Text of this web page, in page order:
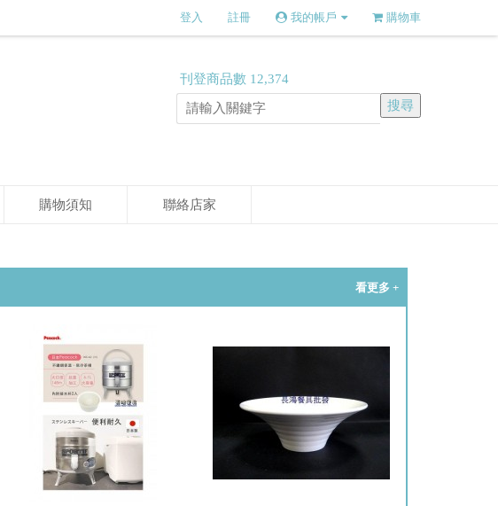
登入 註冊 我的帳戶 購物車
刊登商品數 12,374
購物須知 聯絡店家
看更多 +